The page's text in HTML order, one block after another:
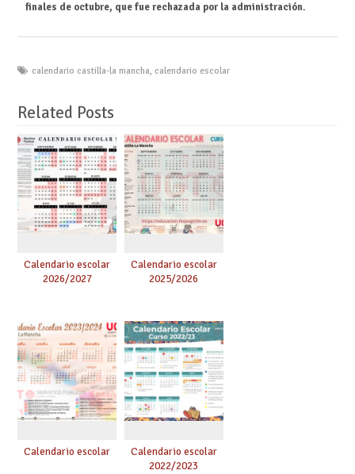
finales de octubre, que fue rechazada por la administración.
calendario castilla-la mancha, calendario escolar
Related Posts
Calendario escolar
2026/2027
Calendario escolar
2025/2026
Calendario escolar
Calendario escolar
2022/2023